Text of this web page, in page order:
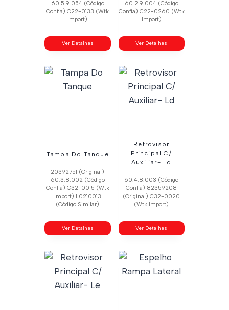
60.5.9.054 (Código
Confia) C22-0133 (Wtk
Import)
Ver Detalhes
60.2.9.004 (Código
Confia) C22-0260 (Wtk
Import)
Ver Detalhes
Tampa Do Tanque
20392751 (Original)
60.3.8.002 (Código
Confia) C32-0015 (Wtk
Import) L0210013
(Código Similar)
Ver Detalhes
Retrovisor
Principal C/
Auxiliar- Ld
60.4.8.003 (Código
Confia) 82359208
(Original) C32-0020
(Wtk Import)
Ver Detalhes